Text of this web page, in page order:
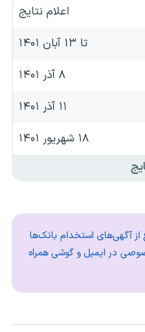
اعلام نتایج
تا ۱۳ آبان‌ ۱۴۰۱
۸ آذر ۱۴۰۱
۱۱ آذر ۱۴۰۱
۱۸ شهریور ۱۴۰۱
از آگهی‌های استخدام بانک‌ها
در ایمیل و گوشی همراه